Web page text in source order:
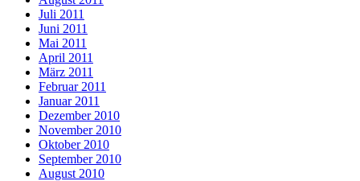
Juli 2011
Juni 2011
Mai 2011
April 2011
März 2011
Februar 2011
Januar 2011
Dezember 2010
November 2010
Oktober 2010
September 2010
August 2010